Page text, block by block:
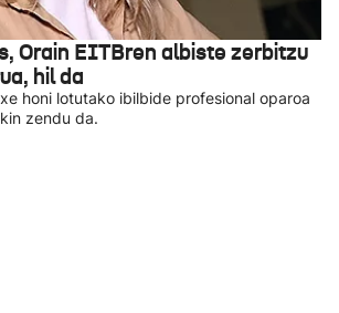
Orain EITBren albiste zerbitzu
hil da
honi lotutako ibilbide profesional oparoa
zendu da.